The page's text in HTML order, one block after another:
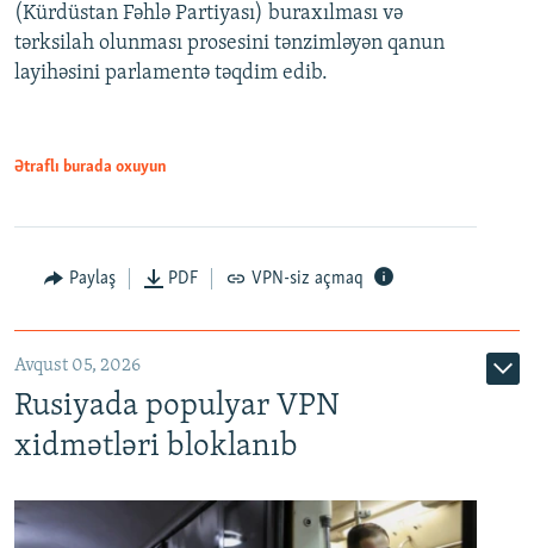
Auto 240p 360p 480p
720p 1080p
480p
(Kürdüstan Fəhlə Partiyası) buraxılması və
tərksilah olunması prosesini tənzimləyən qanun
layihəsini parlamentə təqdim edib.
Ətraflı burada oxuyun
Paylaş PDF VPN-siz açmaq
Avqust 05, 2026
Rusiyada populyar VPN
xidmətləri bloklanıb